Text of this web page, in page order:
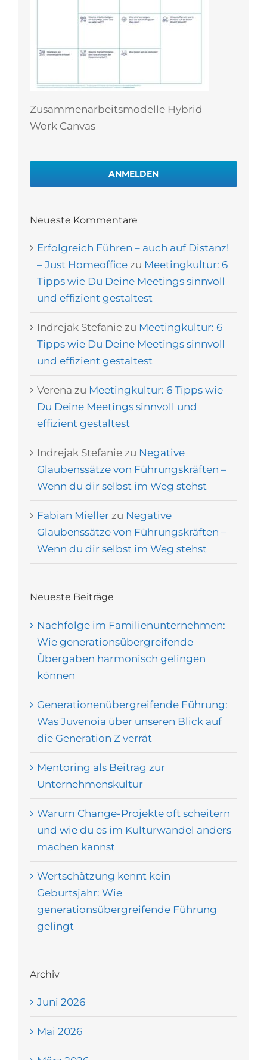
Zusammenarbeitsmodelle Hybrid
Work Canvas
ANMELDEN
Neueste Kommentare
Erfolgreich Führen – auch auf Distanz!
– Just Homeoffice zu Meetingkultur: 6
Tipps wie Du Deine Meetings sinnvoll
und effizient gestaltest
Indrejak Stefanie zu Meetingkultur: 6
Tipps wie Du Deine Meetings sinnvoll
und effizient gestaltest
Verena zu Meetingkultur: 6 Tipps wie
Du Deine Meetings sinnvoll und
effizient gestaltest
Indrejak Stefanie zu Negative
Glaubenssätze von Führungskräften –
Wenn du dir selbst im Weg stehst
Fabian Mieller zu Negative
Glaubenssätze von Führungskräften –
Wenn du dir selbst im Weg stehst
Neueste Beiträge
Nachfolge im Familienunternehmen:
Wie generationsübergreifende
Übergaben harmonisch gelingen
können
Generationenübergreifende Führung:
Was Juvenoia über unseren Blick auf
die Generation Z verrät
Mentoring als Beitrag zur
Unternehmenskultur
Warum Change-Projekte oft scheitern
und wie du es im Kulturwandel anders
machen kannst
Wertschätzung kennt kein
Geburtsjahr: Wie
generationsübergreifende Führung
gelingt
Archiv
Juni 2026
Mai 2026